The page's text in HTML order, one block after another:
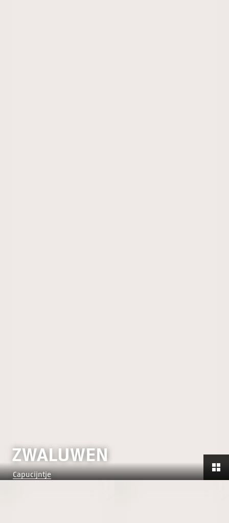
ZWALUWEN
Capucijntje